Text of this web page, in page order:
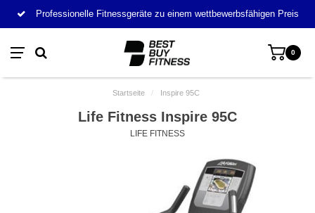
Professionelle Fitnessgeräte zu einem wettbewerbsfähigen Preis
0
Startseite / Inspire 95C
Life Fitness Inspire 95C
LIFE FITNESS